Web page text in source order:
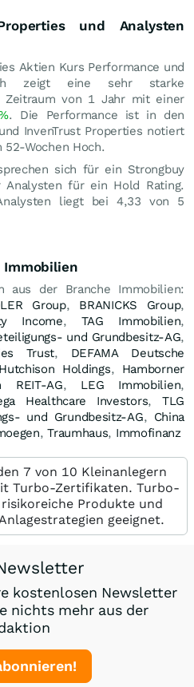
und Analysten
Aktien Kurs Performance und
zeigt eine sehr starke
Zeitraum von 1 Jahr mit einer
. Die Performance ist in den
InvenTrust Properties notiert
Wochen Hoch.
sich für ein Strongbuy
Analysten für ein Hold Rating.
liegt bei 4,33 von 5
Immobilien
aus der Branche Immobilien:
Group, BRANICKS Group,
Income, TAG Immobilien,
und Grundbesitz-AG,
Trust, DEFAMA Deutsche
Holdings, Hamborner
REIT-AG, LEG Immobilien,
Healthcare Investors, TLG
und Grundbesitz-AG, China
,Traumhaus, Immofinanz
7 von 10 Kleinanlegern
Turbo-Zertifikaten. Turbo-
Produkte und
geeignet.
kostenlosen Newsletter
nichts mehr aus der